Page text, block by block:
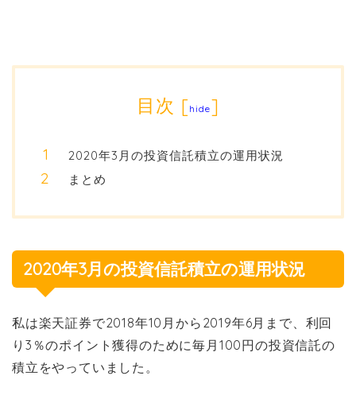
目次 [hide]
2020年3月の投資信託積立の運用状況
まとめ
2020年3月の投資信託積立の運用状況
私は楽天証券で2018年10月から2019年6月まで、利回
り3％のポイント獲得のために毎月100円の投資信託の
積立をやっていました。